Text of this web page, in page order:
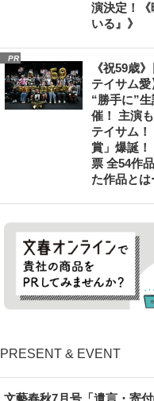
演決定！《
いる』》
PR
《祝59歳
テイサム愛
“勝手に”
催！ 主演
テイサム
賞」爆誕
票 全54作
た作品とは
PRESENT & EVENT